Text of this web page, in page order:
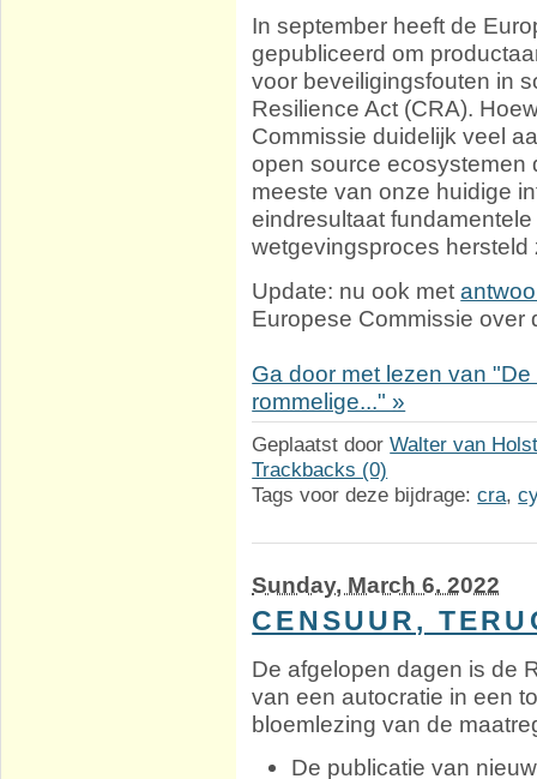
In september heeft de
gepubliceerd om
voor beveiligingsfouten in
Resilience Act (CRA).
Commissie duidelijk veel
open source ecosystemen
meeste van onze huidige
eindresultaat
wetgevingsproces
Update: nu ook met
Europese Commissie over
Ga door met lezen van
rommelige..." »
Geplaatst doorWalter van
Trackbacks (0)
Tags voor deze bijdrage:cra,
Sunday, March 6. 2022
CENSUUR,
De afgelopen dagen is de
van een autocratie in een
bloemlezing van de
De publicatie van